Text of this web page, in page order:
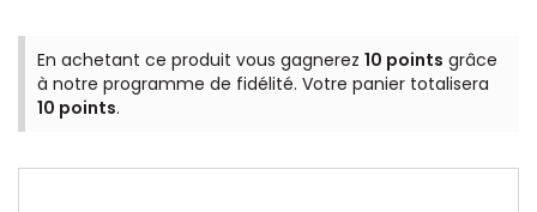
En achetant ce produit vous gagnerez 10 points grâce
à notre programme de fidélité. Votre panier totalisera
10 points.